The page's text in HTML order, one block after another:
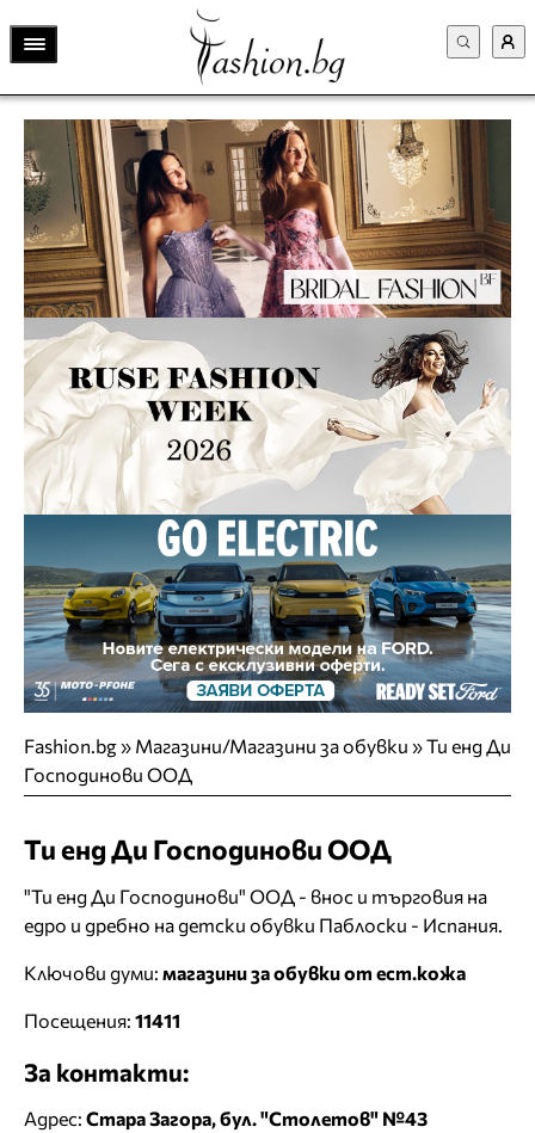
Fashion.bg» Магазини/Магазини за обувки »Ти енд Ди
Господинови ООД
Ти енд Ди Господинови ООД
"Ти енд Ди Господинови" ООД - внос и търговия на
едро и дребно на детски обувки Паблоски - Испания.
Ключови думи: магазини за обувки от ест.кожа
Посещения: 11411
За контакти:
Адрес: Стара Загора, бул. "Столетов" №43